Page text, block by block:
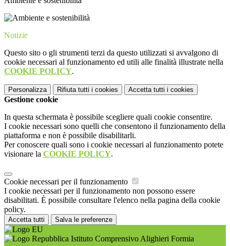
Notizie
Questo sito o gli strumenti terzi da questo utilizzati si avvalgono di
cookie necessari al funzionamento ed utili alle finalità illustrate nella
COOKIE POLICY.
Personalizza Rifiuta tutti i cookies Accetta tutti i cookies
Gestione cookie
In questa schermata è possibile scegliere quali cookie consentire.
I cookie necessari sono quelli che consentono il funzionamento della
piattaforma e non è possibile disabilitarli.
Per conoscere quali sono i cookie necessari al funzionamento potete
visionare la COOKIE POLICY.
Cookie necessari per il funzionamento
I cookie necessari per il funzionamento non possono essere
disabilitati. È possibile consultare l'elenco nella pagina della cookie
policy.
Accetta tutti Salva le preferenze
Istituto Comprensivo Alighieri Formia